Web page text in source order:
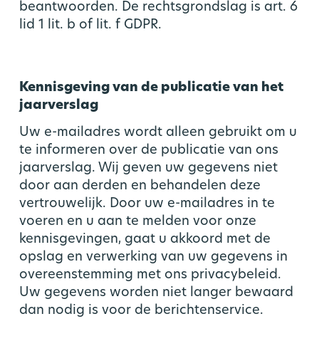
beantwoorden. De rechtsgrondslag is art. 6
lid 1 lit. b of lit. f GDPR.
Kennisgeving van de publicatie van het
jaarverslag
Uw e-mailadres wordt alleen gebruikt om u
te informeren over de publicatie van ons
jaarverslag. Wij geven uw gegevens niet
door aan derden en behandelen deze
vertrouwelijk. Door uw e-mailadres in te
voeren en u aan te melden voor onze
kennisgevingen, gaat u akkoord met de
opslag en verwerking van uw gegevens in
overeenstemming met ons privacybeleid.
Uw gegevens worden niet langer bewaard
dan nodig is voor de berichtenservice.